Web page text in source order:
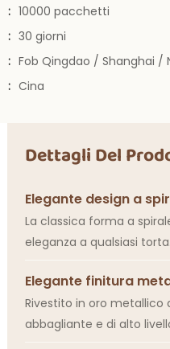
: 10000 pacchetti
: 30 giorni
: Fob Qingdao / Shanghai /
: Cina
Dettagli Del
Elegante design a
La classica forma a
eleganza a qualsiasi torta.
Elegante finitura
Rivestito in oro
abbagliante e di alto